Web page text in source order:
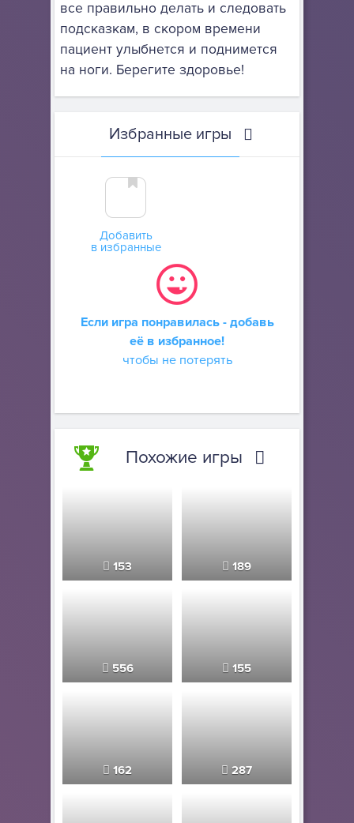
все правильно делать и следовать
подсказкам, в скором времени
пациент улыбнется и поднимется
на ноги. Берегите здоровье!
Избранные игры
Добавить
в избранные
Если игра понравилась - добавь
её в избранное!
чтобы не потерять
Похожие игры
153 189
556 155
162 287